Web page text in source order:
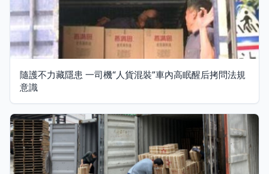
隨護不力藏隱患 一司機“人貨混裝”車內高眠醒后拷問法規
意識